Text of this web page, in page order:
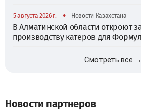
5 августа 2026 г. • Новости Казахстана
В Алматинской области откроют
производству катеров для
Смотреть все →
Новости партнеров